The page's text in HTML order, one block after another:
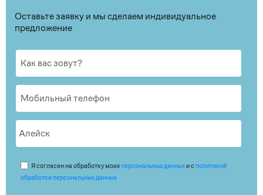
Оставьте заявку и мы сделаем индивидуальное
предложение
Я согласен на обработку моих персональных данныхи с политикой
обработки персональных данных